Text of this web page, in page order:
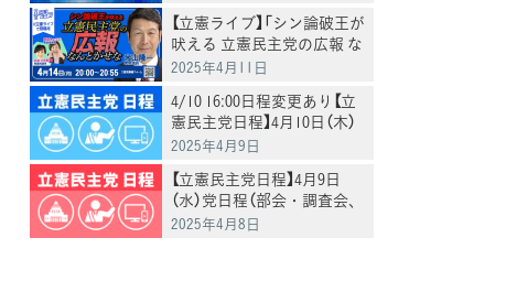
【立憲ライブ】「シン論破王が
吠える 立憲民主党の広報 な
んとかせな」米山隆一×おお
2025年4月11日
4/10 16:00日程変更あり【立
憲民主党日程】4月10日（木）
党日程（部会・調査会、国会
出演等）
2025年4月9日
【立憲民主党日程】4月9日
（水）党日程（部会・調査会、
国会日程、街頭演説、メデ
2025年4月8日